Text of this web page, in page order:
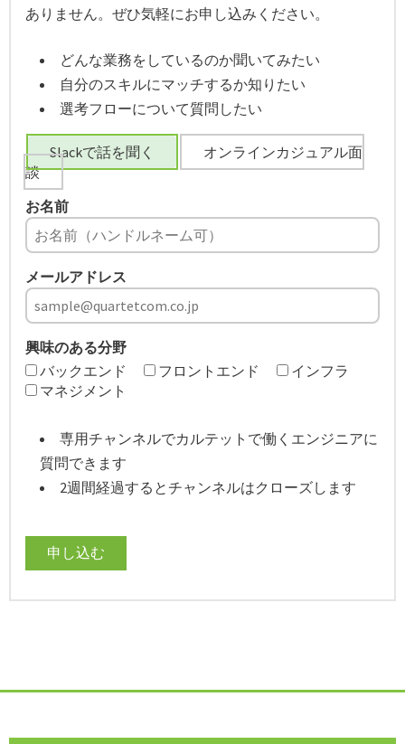
ありません。ぜひ気軽にお申し込みください。
どんな業務をしているのか聞いてみたい
自分のスキルにマッチするか知りたい
選考フローについて質問したい
Slackで話を聞く
オンラインカジュアル面
談
お名前
メールアドレス
興味のある分野
バックエンド
フロントエンド
インフラ
マネジメント
専用チャンネルでカルテットで働くエンジニアに
質問できます
2週間経過するとチャンネルはクローズします
申し込む